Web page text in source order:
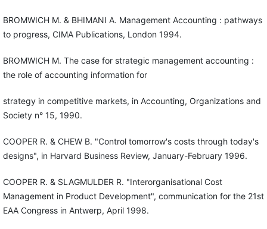
BROMWICH M. & BHIMANI A. Management Accounting : pathways
to progress, CIMA Publications, London 1994.
BROMWICH M. The case for strategic management accounting :
the role of accounting information for
strategy in competitive markets, in Accounting, Organizations and
Society n° 15, 1990.
COOPER R. & CHEW B. "Control tomorrow's costs through today's
designs", in Harvard Business Review, January-February 1996.
COOPER R. & SLAGMULDER R. "Interorganisational Cost
Management in Product Development", communication for the 21st
EAA Congress in Antwerp, April 1998.